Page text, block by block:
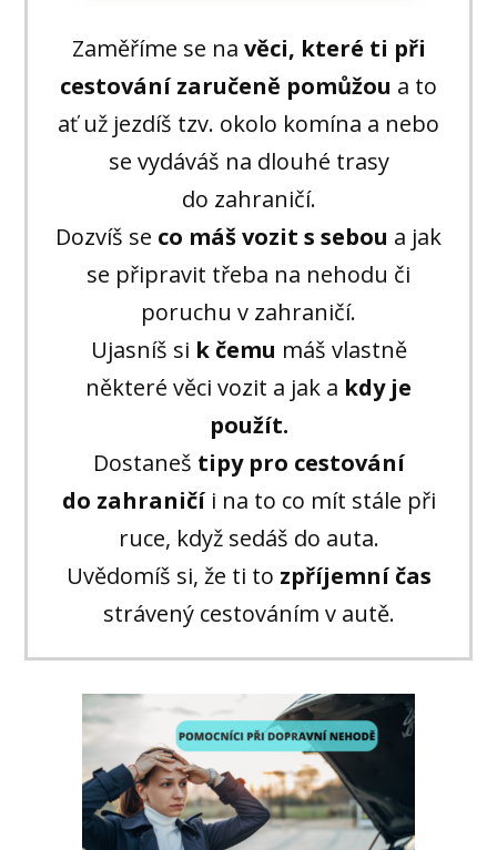
Zaměříme se na věci, které ti při
cestování zaručeně pomůžou a to
ať už jezdíš tzv. okolo komína a nebo
se vydáváš na dlouhé trasy
do zahraničí.
Dozvíš se co máš vozit s sebou a jak
se připravit třeba na nehodu či
poruchu v zahraničí.
Ujasníš si k čemu máš vlastně
některé věci vozit a jak a kdy je
použít.
Dostaneš tipy pro cestování
do zahraničíi na to co mít stále při
ruce, když sedáš do auta.
Uvědomíš si, že ti to zpříjemní čas
strávený cestováním v autě.